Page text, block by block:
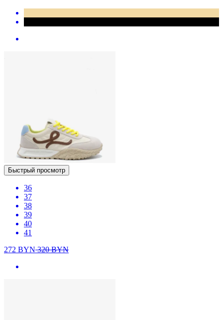
Быстрый просмотр
36
37
38
39
40
41
272 BYN320BYN